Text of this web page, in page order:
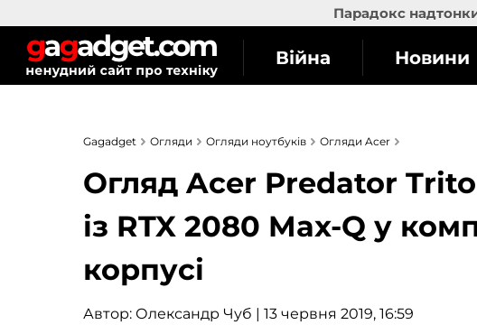
Парадокс
Війна Новини
Gagadget Огляди Огляди ноутбуків Огляди Acer
Огляд Acer Predator
із RTX 2080 Max-Q у
корпусі
Автор: Олександр Чуб | 13 червня 2019, 16:59